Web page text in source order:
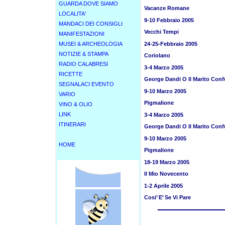
GUARDA DOVE SIAMO
LOCALITA'
MANDACI DEI CONSIGLI
MANIFESTAZIONI
MUSEI & ARCHEOLOGIA
NOTIZIE & STAMPA
RADIO CALABRESI
RICETTE
SEGNALACI EVENTO
VARIO
VINO & OLIO
LINK
ITINERARI
HOME
Vacanze Romane
9-10 Febbraio 2005
Vecchi Tempi
24-25-Febbraio 2005
Coriolano
3-4 Marzo 2005
George Dandi O Il Marito
9-10 Marzo 2005
Pigmalione
3-4 Marzo 2005
George Dandi O Il Marito
9-10 Marzo 2005
Pigmalione
18-19 Marzo 2005
Il Mio Novecento
1-2 Aprile 2005
Cosi’ E’ Se Vi Pare